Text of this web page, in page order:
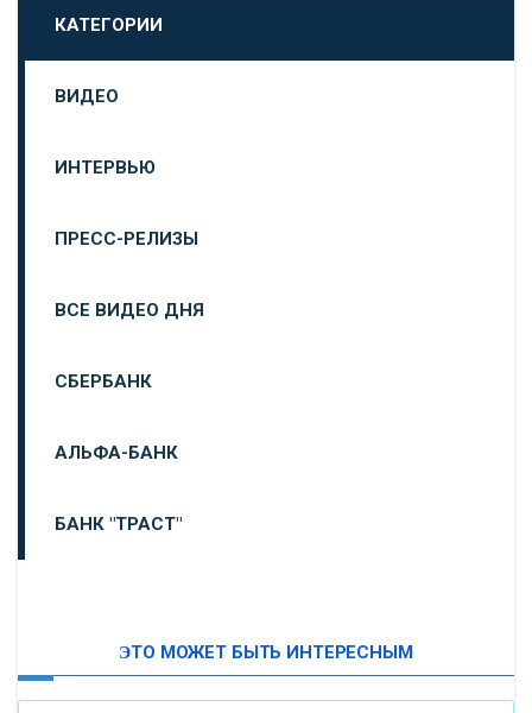
КАТЕГОРИИ
ВИДЕО
ИНТЕРВЬЮ
ПРЕСС-РЕЛИЗЫ
ВСЕ ВИДЕО ДНЯ
СБЕРБАНК
АЛЬФА-БАНК
БАНК "ТРАСТ"
ЭТО МОЖЕТ БЫТЬ ИНТЕРЕСНЫМ